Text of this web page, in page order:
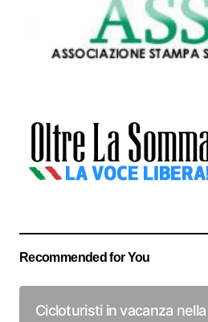
Recommended for You
Cicloturisti in vacanza